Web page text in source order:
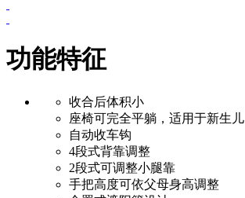
功能特征
收合后体积小
座椅可完全平躺，适用于新生儿
自动收车钩
4段式背靠调整
2段式可调整小腿靠
手把高度可依父母身高调整